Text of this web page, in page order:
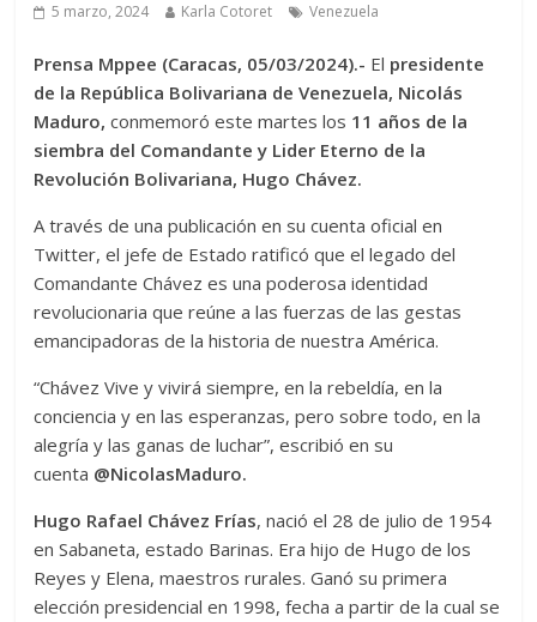
5 marzo, 2024 Karla Cotoret Venezuela
Prensa Mppee (Caracas, 05/03/2024).- El presidente
de la República Bolivariana de Venezuela, Nicolás
Maduro,conmemoró este martes los 11 años de la
siembra del Comandante y Lider Eterno de la
Revolución Bolivariana, Hugo Chávez.
A través de una publicación en su cuenta oficial en
Twitter, el jefe de Estado ratificó que el legado del
Comandante Chávez es una poderosa identidad
revolucionaria que reúne a las fuerzas de las gestas
emancipadoras de la historia de nuestra América.
“Chávez Vive y vivirá siempre, en la rebeldía, en la
conciencia y en las esperanzas, pero sobre todo, en la
alegría y las ganas de luchar”, escribió en su
cuenta @NicolasMaduro.
Hugo Rafael Chávez Frías, nació el 28 de julio de 1954
en Sabaneta, estado Barinas. Era hijo de Hugo de los
Reyes y Elena, maestros rurales. Ganó su primera
elección presidencial en 1998, fecha a partir de la cual se